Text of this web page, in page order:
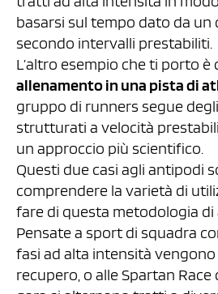
basarsi sul tempo dato da
secondo intervalli prestabiliti.
L’altro esempio che ti porto è
allenamento in una pista di
gruppo di runners segue
strutturati a velocità
un approccio più scientifico.
Questi due casi agli antipodi
comprendere la varietà di
fare di questa metodologia di
Pensate a sport di squadra
fasi ad alta intensità
recupero, o alle Spartan